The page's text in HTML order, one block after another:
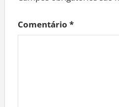
Comentário *